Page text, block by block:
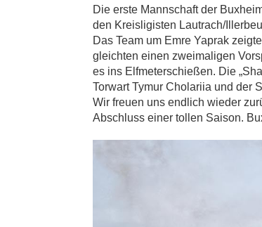
Die erste Mannschaft der
den Kreisligisten Lautrach/
Das Team um Emre Yaprak
gleichten einen zweimaligen
es ins Elfmeterschießen. Die
Torwart Tymur Cholariia und der
Wir freuen uns endlich wieder
Abschluss einer tollen Saison.